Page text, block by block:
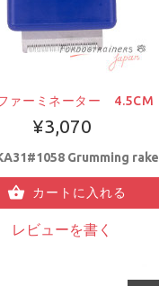
ァーミネーター 4.5CM
¥3,070
Grumming rake
カートに入れる
レビューを書く